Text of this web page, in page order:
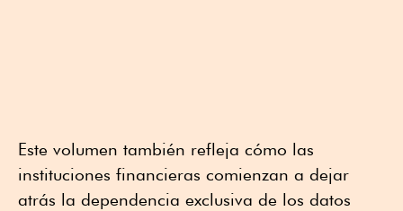
Este volumen también refleja cómo las
instituciones financieras comienzan a dejar
atrás la dependencia exclusiva de los datos